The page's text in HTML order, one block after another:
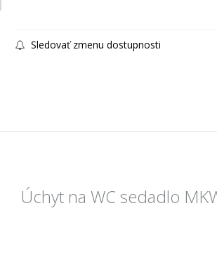
Sledovať zmenu dostupnosti
Úchyt na WC sedadlo